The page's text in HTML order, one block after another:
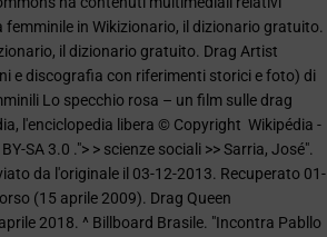
femminile in Wikizionario, il dizionario gratuito.
il dizionario gratuito. Drag Artist
e discografia con riferimenti storici e foto) di
Lo specchio rosa – un film sulle drag
l'enciclopedia libera © Copyright Wikipédia -
SA 3.0 ."> > scienze sociali >> Sarria, José".
da l'originale il 03-12-2013. Recuperato 01-
(15 aprile 2009). Drag Queen
2018. ^ Billboard Brasile. "Incontra Pabllo